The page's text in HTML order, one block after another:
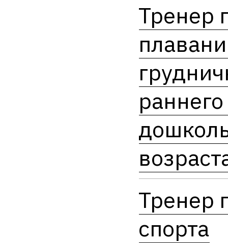
Тренер
Тренер
спорта